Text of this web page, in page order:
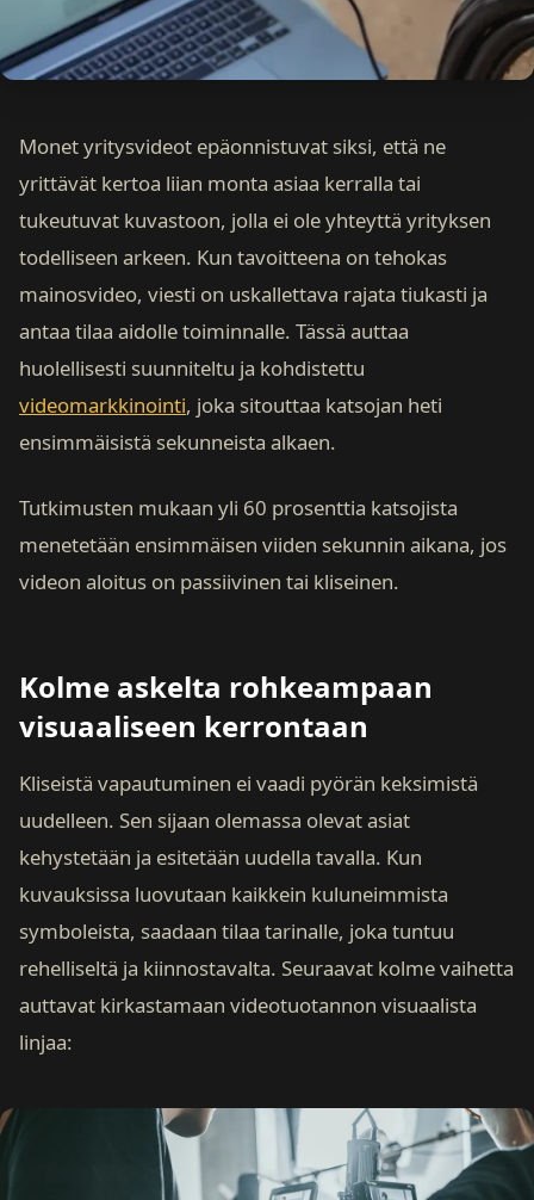
Monet yritysvideot epäonnistuvat siksi, että ne
yrittävät kertoa liian monta asiaa kerralla tai
tukeutuvat kuvastoon, jolla ei ole yhteyttä yrityksen
todelliseen arkeen. Kun tavoitteena on tehokas
mainosvideo, viesti on uskallettava rajata tiukasti ja
antaa tilaa aidolle toiminnalle. Tässä auttaa
huolellisesti suunniteltu ja kohdistettu
videomarkkinointi, joka sitouttaa katsojan heti
ensimmäisistä sekunneista alkaen.
Tutkimusten mukaan yli 60 prosenttia katsojista
menetetään ensimmäisen viiden sekunnin aikana, jos
videon aloitus on passiivinen tai kliseinen.
Kolme askelta rohkeampaan
visuaaliseen kerrontaan
Kliseistä vapautuminen ei vaadi pyörän keksimistä
uudelleen. Sen sijaan olemassa olevat asiat
kehystetään ja esitetään uudella tavalla. Kun
kuvauksissa luovutaan kaikkein kuluneimmista
symboleista, saadaan tilaa tarinalle, joka tuntuu
rehelliseltä ja kiinnostavalta. Seuraavat kolme vaihetta
auttavat kirkastamaan videotuotannon visuaalista
linjaa: